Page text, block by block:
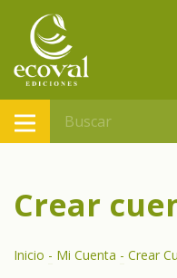
Crear
Inicio - Mi Cuenta - Crear